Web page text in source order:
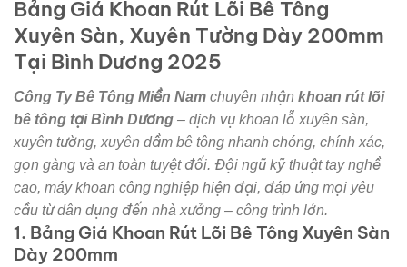
Bảng Giá Khoan Rút Lõi Bê Tông
Xuyên Sàn, Xuyên Tường Dày 200mm
Tại Bình Dương 2025
Công Ty Bê Tông Miền Nam chuyên nhận khoan rút lõi
bê tông tại Bình Dương – dịch vụ khoan lỗ xuyên sàn,
xuyên tường, xuyên dầm bê tông nhanh chóng, chính xác,
gọn gàng và an toàn tuyệt đối. Đội ngũ kỹ thuật tay nghề
cao, máy khoan công nghiệp hiện đại, đáp ứng mọi yêu
cầu từ dân dụng đến nhà xưởng – công trình lớn.
1. Bảng Giá Khoan Rút Lõi Bê Tông Xuyên Sàn
Dày 200mm